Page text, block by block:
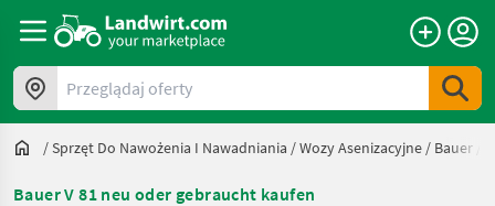
Przeglądaj oferty
/Sprzęt Do Nawożenia I Nawadniania /Wozy Asenizacyjne / Bauer
Bauer V 81 neu oder gebraucht kaufen